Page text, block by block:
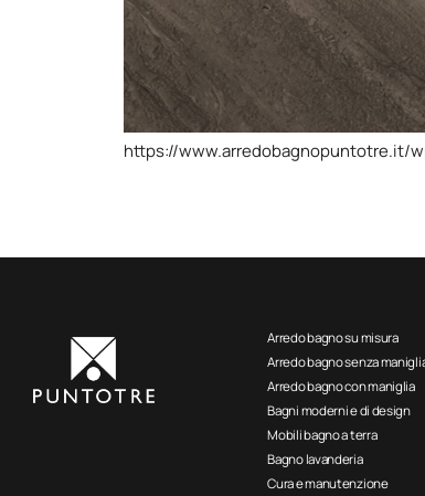
https://www.arredobagnopuntotre.it/
Arredo bagno su misura
Arredo bagno senza
Arredo bagno con maniglia
Bagni moderni e di design
Mobili bagno a terra
Bagno lavanderia
Cura e manutenzione